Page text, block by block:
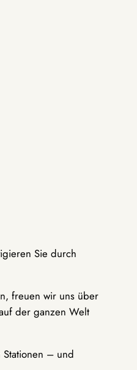
Sie durch
freuen wir uns über
der ganzen Welt
– und